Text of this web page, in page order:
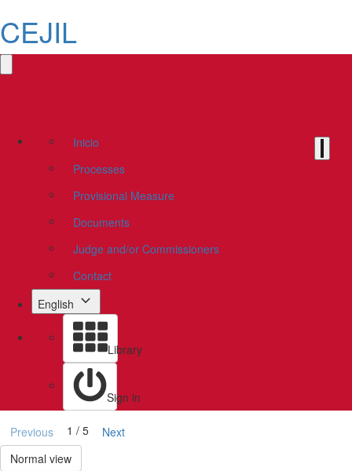
CEJIL
Inicio
Processes
Provisional Measure
Documents
Judge and/or Commissioners
Contact
English
Library
Sign in
Previous 1 / 5
Next
Normal view